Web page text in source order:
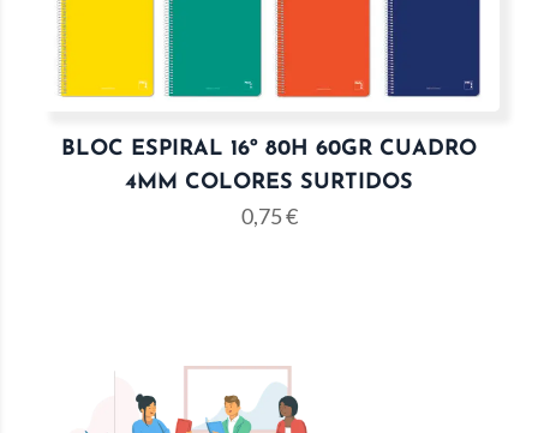
BLOC ESPIRAL 16º 80H 60GR CUADRO
4MM COLORES SURTIDOS
0,75€